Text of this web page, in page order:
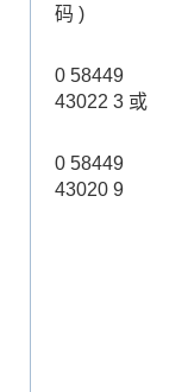
码 )
0 58449
43022 3 或
0 58449
43020 9